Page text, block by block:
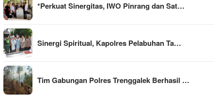
*Perkuat Sinergitas, IWO Pinrang dan Sat…
Sinergi Spiritual, Kapolres Pelabuhan Ta…
Tim Gabungan Polres Trenggalek Berhasil …